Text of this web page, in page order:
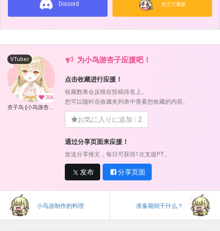
Discord 虎之穴通贩
306
VTuber
杏子鸟 (小鸟游杏子)
为小鸟游杏子应援吧！
点击收藏进行应援！
收藏数将会反映在投稿排名上。
您可以随时在收藏夹列表中查看您收藏的内容。
お気に入りに追加 2
通过分享页面来应援！
发送分享推文，每日可获得1次支援PT。
发布 分享页面
小鸟游制作的料理 准备期间干什么？